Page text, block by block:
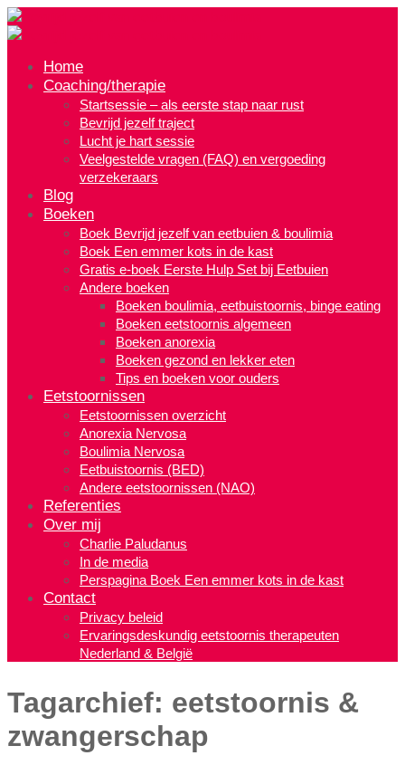
Home
Coaching/therapie
Startsessie – als eerste stap naar rust
Bevrijd jezelf traject
Lucht je hart sessie
Veelgestelde vragen (FAQ) en vergoeding
verzekeraars
Blog
Boeken
Boek Bevrijd jezelf van eetbuien & boulimia
Boek Een emmer kots in de kast
Gratis e-boek Eerste Hulp Set bij Eetbuien
Andere boeken
Boeken boulimia, eetbuistoornis, binge eating
Boeken eetstoornis algemeen
Boeken anorexia
Boeken gezond en lekker eten
Tips en boeken voor ouders
Eetstoornissen
Eetstoornissen overzicht
Anorexia Nervosa
Boulimia Nervosa
Eetbuistoornis (BED)
Andere eetstoornissen (NAO)
Referenties
Over mij
Charlie Paludanus
In de media
Perspagina Boek Een emmer kots in de kast
Contact
Privacy beleid
Ervaringsdeskundig eetstoornis therapeuten
Nederland & België
Tagarchief: eetstoornis &
zwangerschap